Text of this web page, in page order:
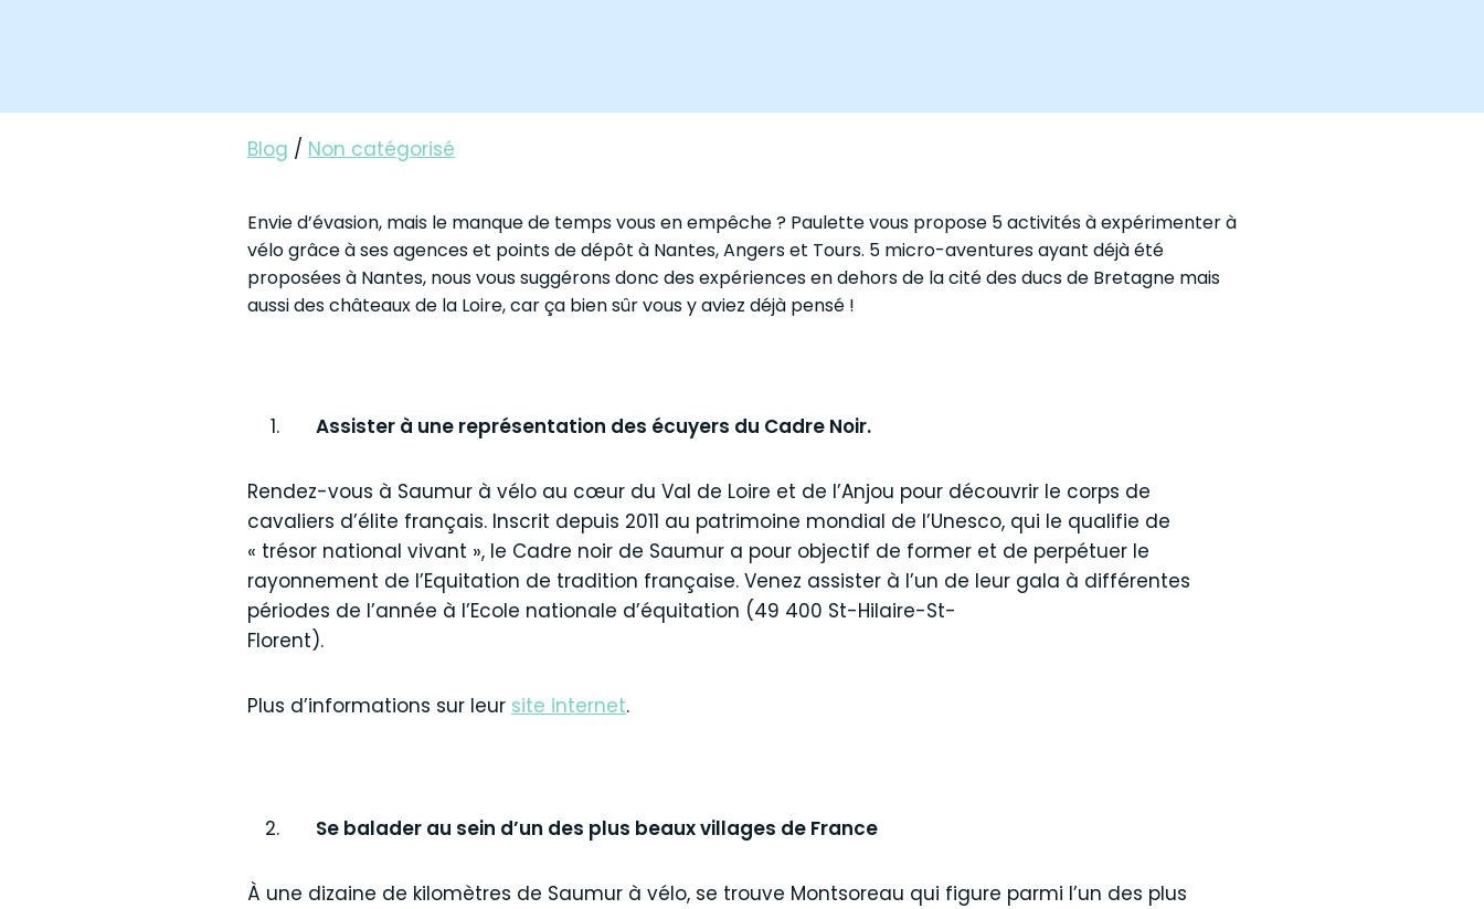
Blog / Non catégorisé
Envie d’évasion, mais le manque de temps vous en empêche ? Paulette vous propose 5 activités à expérimenter à
vélo grâce à ses agences et points de dépôt à Nantes, Angers et Tours. 5 micro-aventures ayant déjà été
proposées à Nantes, nous vous suggérons donc des expériences en dehors de la cité des ducs de Bretagne mais
aussi des châteaux de la Loire, car ça bien sûr vous y aviez déjà pensé !
Assister à une représentation des écuyers du Cadre Noir.
Rendez-vous à Saumur à vélo au cœur du Val de Loire et de l’Anjou pour découvrir le corps de
cavaliers d’élite français. Inscrit depuis 2011 au patrimoine mondial de l’Unesco, qui le qualifie de
« trésor national vivant », le Cadre noir de Saumur a pour objectif de former et de perpétuer le
rayonnement de l’Equitation de tradition française. Venez assister à l’un de leur gala à différentes
périodes de l’année à l’Ecole nationale d’équitation (49 400 St-Hilaire-St-
Florent).
Plus d’informations sur leur site internet.
Se balader au sein d’un des plus beaux villages de France
À une dizaine de kilomètres de Saumur à vélo, se trouve Montsoreau qui figure parmi l’un des plus